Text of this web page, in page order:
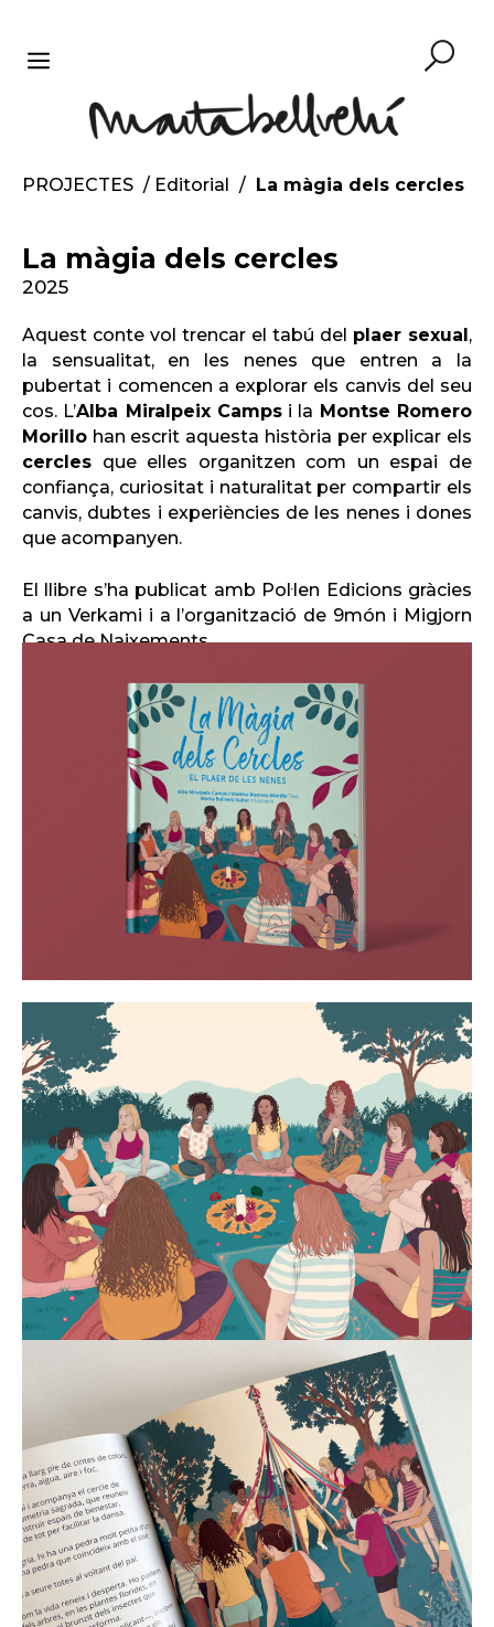
contingut
MENU
PROJECTES / Editorial / La màgia dels cercles
La màgia dels cercles
2025
Aquest conte vol trencar el tabú del plaer sexual,
la sensualitat, en les nenes que entren a la
pubertat i comencen a explorar els canvis del seu
cos. L’Alba Miralpeix Campsi la Montse Romero
Morillo han escrit aquesta història per explicar els
cercles que elles organitzen com un espai de
confiança, curiositat i naturalitat per compartir els
canvis, dubtes i experiències de les nenes i dones
que acompanyen.
El llibre s’ha publicat amb Pol·len Edicions gràcies
a un Verkami i a l’organització de 9món i Migjorn
Casa de Naixements.